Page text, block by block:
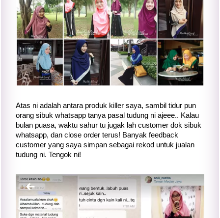
Atas ni adalah antara produk killer saya, sambil tidur pun
orang sibuk whatsapp tanya pasal tudung ni ajeee.. Kalau
bulan puasa, waktu sahur tu jugak lah customer dok sibuk
whatsapp, dan close order terus! Banyak feedback
customer yang saya simpan sebagai rekod untuk jualan
tudung ni. Tengok ni!